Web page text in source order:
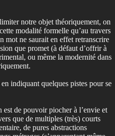
notre objet théoriquement, on
modalité formelle qu’au travers
mot ne saurait en effet retranscrire
que promet (à défaut d’offrir à
ou même la modernité dans
indiquant quelques pistes pour se
est de pouvoir piocher à l’envie et
que de multiples (très) courts
de pures abstractions